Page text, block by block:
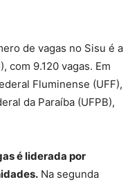
de vagas no Sisu é a
com 9.120 vagas. Em
Fluminense (UFF),
da Paraíba (UFPB),
é liderada por
Na segunda